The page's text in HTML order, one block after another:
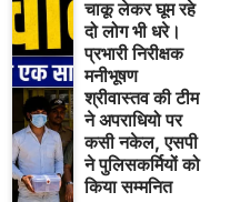
चाकू लेकर घूम रहे
दो लोग भी धरे।
प्रभारी निरीक्षक
मनीभूषण
श्रीवास्तव की टीम
ने अपराधियो पर
कसी नकेल, एसपी
ने पुलिसकर्मियों को
किया सम्मनित